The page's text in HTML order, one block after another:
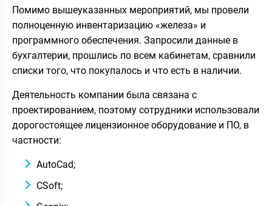
Помимо вышеуказанных мероприятий, мы провели
полноценную инвентаризацию «железа» и
программного обеспечения. Запросили данные в
бухгалтерии, прошлись по всем кабинетам, сравнили
списки того, что покупалось и что есть в наличии.
Деятельность компании была связана с
проектированием, поэтому сотрудники использовали
дорогостоящее лицензионное оборудование и ПО, в
частности:
AutoCad;
CSoft;